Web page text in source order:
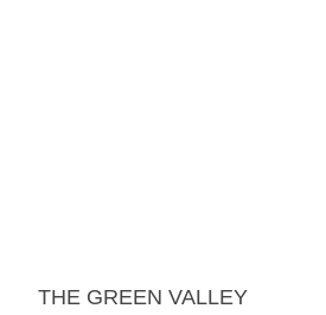
THE GREEN VALLEY